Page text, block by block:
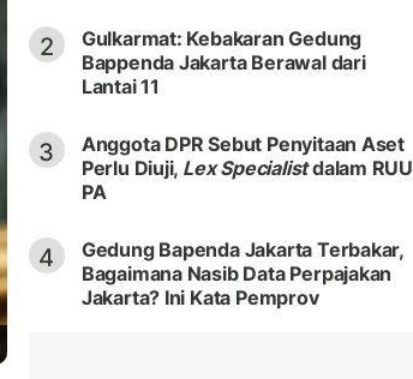
2
Gulkarmat: Kebakaran Gedung
Bappenda Jakarta Berawal dari
Lantai 11
3
Anggota DPR Sebut Penyitaan Aset
Perlu Diuji, Lex Specialistdalam RUU
PA
4
Gedung Bapenda Jakarta Terbakar,
Bagaimana Nasib Data Perpajakan
Jakarta? Ini Kata Pemprov